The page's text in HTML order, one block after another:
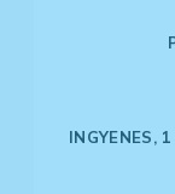
INGYENES,